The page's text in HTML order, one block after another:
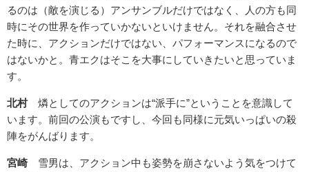
るのは（敵を演じる）アンサンブルだけではなく、人の方も同
時にその世界を作っていかないといけません。それを融合させ
た時に、アクションだけではない、パフォーマンスになるので
はないかと。青エクはそこを大事にしていきたいと思っていま
す。
北村燐としてのアクションは“派手に”ということを意識して
います。前回の公演もですし、今回も同様に元気いっぱいの殺
陣をがんばります。
宮崎雪男は、アクション中も姿勢を崩さないよう気をつけて